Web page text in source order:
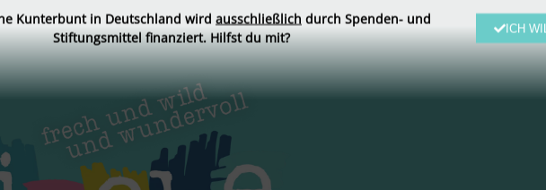
Kunterbunt in Deutschland wird ausschließlich durch Spenden- und
Stiftungsmittel finanziert. Hilfst du mit?
ICH